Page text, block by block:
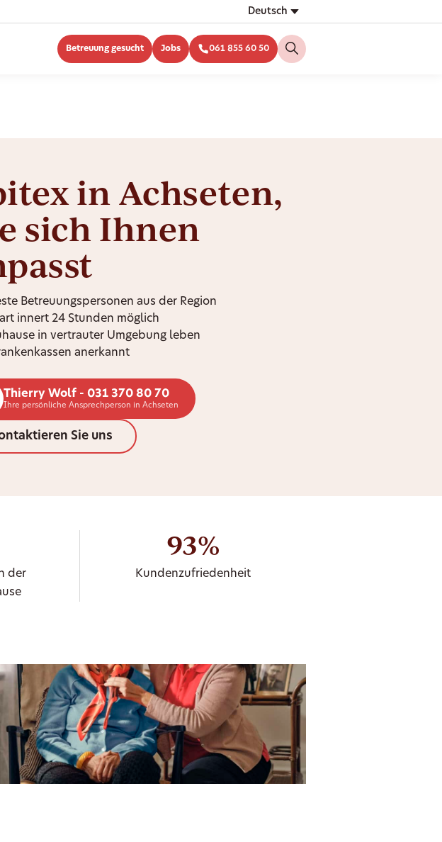
Deutsch
Betreuung gesucht Jobs 061 855 60 50
in Achseten,
sich Ihnen
Betreuungspersonen aus der Region
innert 24 Stunden möglich
in vertrauter Umgebung leben
anerkannt
Thierry Wolf - 031 370 80 70
Ihre persönliche Ansprechperson in Achseten
Sie uns
der
93%
Kundenzufriedenheit